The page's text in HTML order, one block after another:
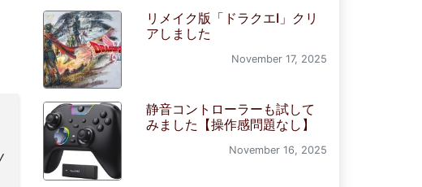
リメイク版「ドラクエI」クリ
アしました
November 17, 2025
静音コントローラーも試して
みました【操作感問題なし】
November 16, 2025